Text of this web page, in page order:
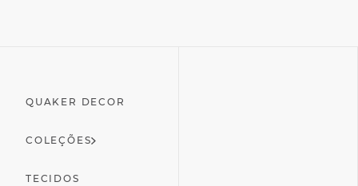
QUAKER DECOR
COLEÇÕES
TECIDOS